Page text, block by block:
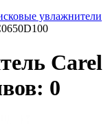
увлажнители
Carel